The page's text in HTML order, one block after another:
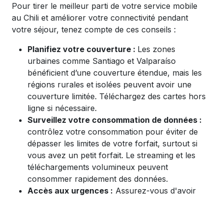
Pour tirer le meilleur parti de votre service mobile
au Chili et améliorer votre connectivité pendant
votre séjour, tenez compte de ces conseils :
Planifiez votre couverture : Les zones
urbaines comme Santiago et Valparaíso
bénéficient d’une couverture étendue, mais les
régions rurales et isolées peuvent avoir une
couverture limitée. Téléchargez des cartes hors
ligne si nécessaire.
Surveillez votre consommation de données :
contrôlez votre consommation pour éviter de
dépasser les limites de votre forfait, surtout si
vous avez un petit forfait. Le streaming et les
téléchargements volumineux peuvent
consommer rapidement des données.
Accès aux urgences : Assurez-vous d'avoir